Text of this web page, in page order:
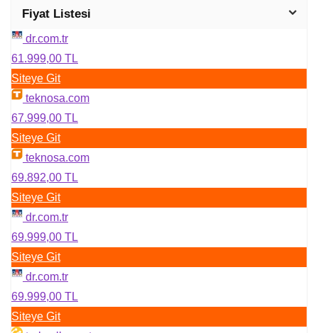
Fiyat Listesi
dr.com.tr
61.999,00 TL
Siteye Git
teknosa.com
67.999,00 TL
Siteye Git
teknosa.com
69.892,00 TL
Siteye Git
dr.com.tr
69.999,00 TL
Siteye Git
dr.com.tr
69.999,00 TL
Siteye Git